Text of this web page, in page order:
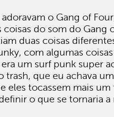
o Gang of
coisas do som do Gang
duas coisas
com algumas
um surf punk super
trash, que eu achava
eles tocassem mais
o que se tornaria a